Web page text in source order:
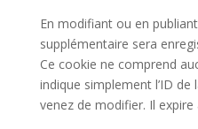
En modifiant ou en
supplémentaire sera
Ce cookie ne comprend
indique simplement l’ID
venez de modifier. Il expire